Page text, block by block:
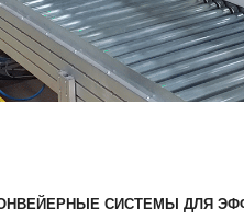
СИСТЕМЫ ДЛЯ